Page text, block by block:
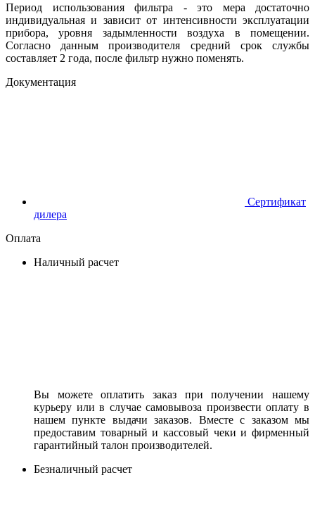
Период использования фильтра - это мера достаточно
индивидуальная и зависит от интенсивности эксплуатации
прибора, уровня задымленности воздуха в помещении.
Согласно данным производителя средний срок службы
составляет 2 года, после фильтр нужно поменять.
Документация
Сертификат
дилера
Оплата
Наличный расчет
Вы можете оплатить заказ при получении нашему
курьеру или в случае самовывоза произвести оплату в
нашем пункте выдачи заказов. Вместе с заказом мы
предоставим товарный и кассовый чеки и фирменный
гарантийный талон производителей.
Безналичный расчет